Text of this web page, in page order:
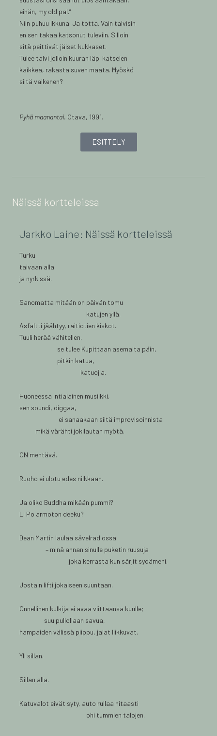
eihän, my old pal.”
Niin puhuu ikkuna. Ja totta. Vain talvisin
en sen takaa katsonut tuleviin. Silloin
sitä peittivät jäiset kukkaset.
Tulee talvi jolloin kuuran läpi katselen
kaikkea, rakasta suven maata. Myöskö
siitä vaikenen?
Pyhä maanantai. Otava, 1991.
ESITTELY
Näissä kortteleissa
Jarkko Laine: Näissä kortteleissä
Turku
taivaan alla
ja nyrkissä.
Sanomatta mitään on päivän tomu
katujen yllä.
Asfaltti jäähtyy, raitiotien kiskot.
Tuuli herää vähitellen,
se tulee Kupittaan asemalta päin,
pitkin katua,
katuojia.
Huoneessa intialainen musiikki,
sen soundi, diggaa,
ei sanaakaan siitä improvisoinnista
mikä värähti jokilautan myötä.
ON mentävä.
Ruoho ei ulotu edes nilkkaan.
Ja oliko Buddha mikään pummi?
Li Po armoton deeku?
Dean Martin laulaa sävelradiossa
– minä annan sinulle puketin ruusuja
joka kerrasta kun särjit sydämeni.
Jostain lifti jokaiseen suuntaan.
Onnellinen kulkija ei avaa viittaansa kuulle;
suu pullollaan savua,
hampaiden välissä piippu, jalat liikkuvat.
Yli sillan.
Sillan alla.
Katuvalot eivät syty, auto rullaa hitaasti
ohi tummien talojen.